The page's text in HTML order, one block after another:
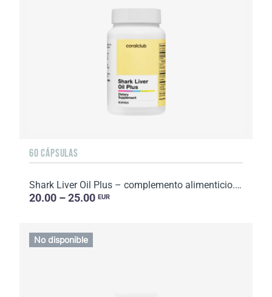
60 CÁPSULAS
Shark Liver Oil Plus – complemento alimenticio. Peso neto: 49,8 g
20.00 – 25.00 EUR
No disponible